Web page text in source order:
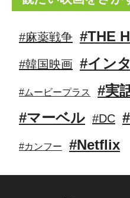
#麻薬戦争 #THE
#韓国映画 #イン
#ムービープラス #実
#マーベル #DC
#カンフー #Netflix